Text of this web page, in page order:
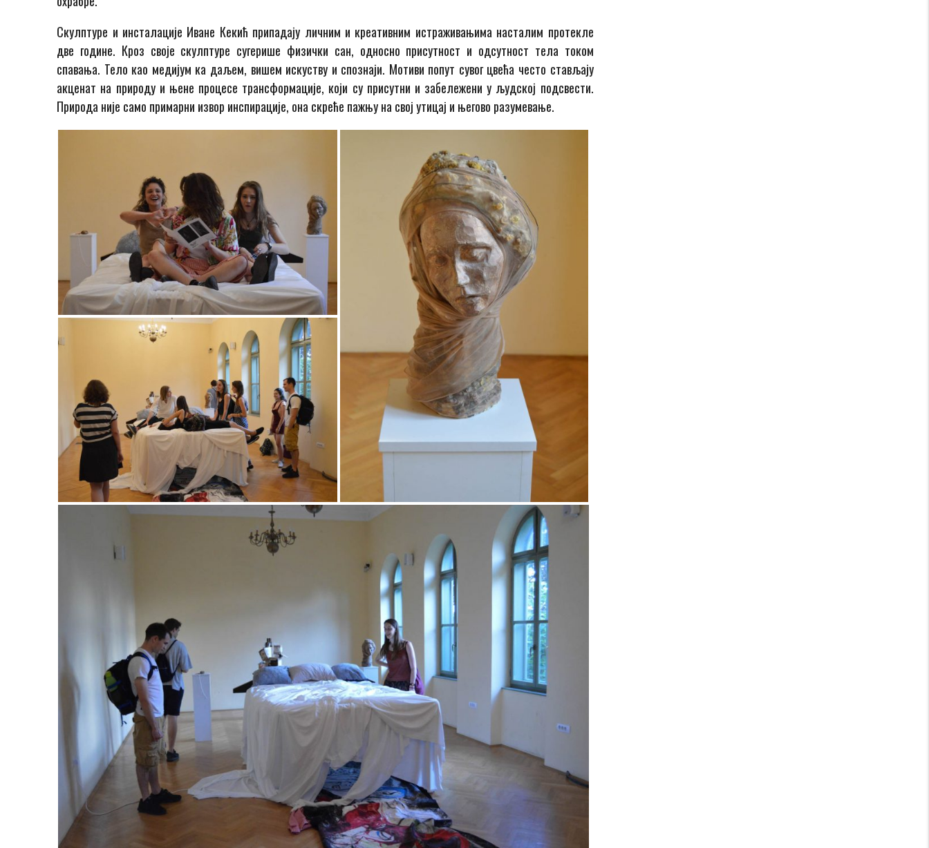
Скулптуре и инсталације Иване Кекић припадају личним и креативним истраживањима насталим протекле
две године. Кроз своје скулптуре сугерише физички сан, односно присутност и одсутност тела током
спавања. Тело као медијум ка даљем, вишем искуству и спознаји. Мотиви попут сувог цвећа често стављају
акценат на природу и њене процесе трансформације, који су присутни и забележени у људској подсвести.
Природа није само примарни извор инспирације, она скреће пажњу на свој утицај и његово разумевање.